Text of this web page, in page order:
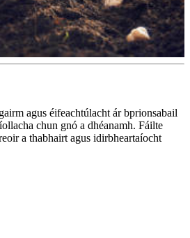
agus éifeachtúlacht ár bprionsabail
chun gnó a dhéanamh. Fáilte
a thabhairt agus idirbheartaíocht